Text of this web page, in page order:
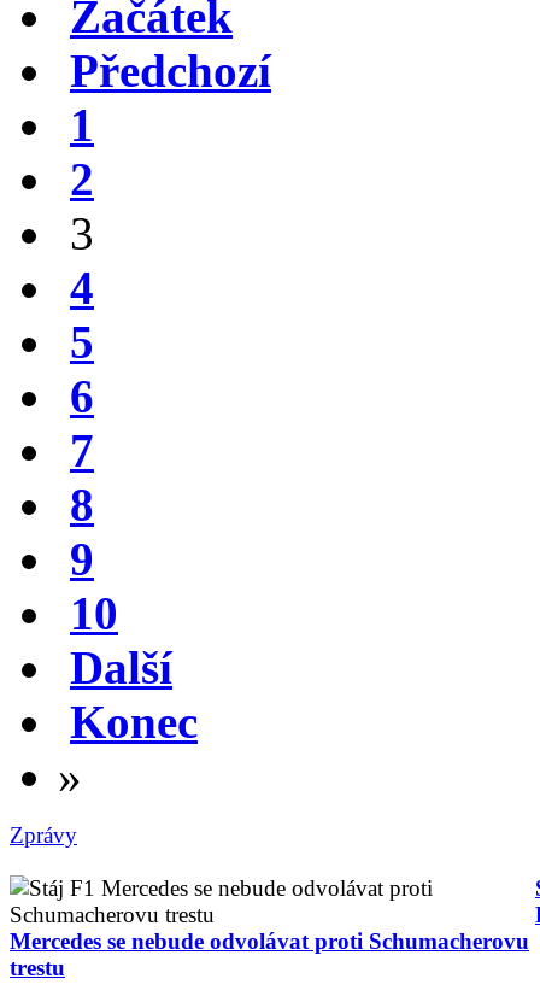
Začátek
Předchozí
1
2
3
4
5
6
7
8
9
10
Další
Konec
»
Zprávy
Mercedes se nebude odvolávat proti Schumacherovu
trestu